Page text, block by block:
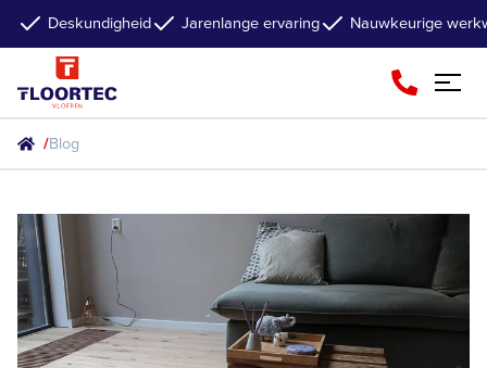
Deskundigheid Jarenlange ervaring Nauwkeurige
/Blog